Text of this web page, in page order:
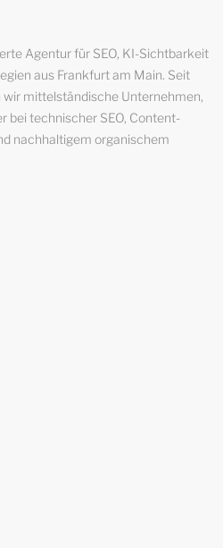
Agentur für SEO, KI-Sichtbarkeit
aus Frankfurt am Main. Seit
mittelständische Unternehmen,
bei technischer SEO, Content-
nachhaltigem organischem